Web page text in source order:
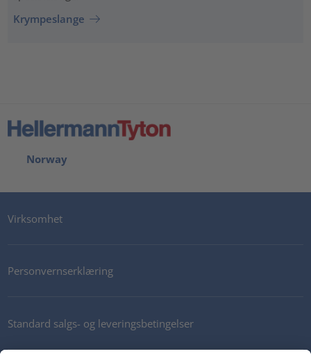
Krympeslange
Norway
Virksomhet
Personvernserklæring
Standard salgs- og leveringsbetingelser